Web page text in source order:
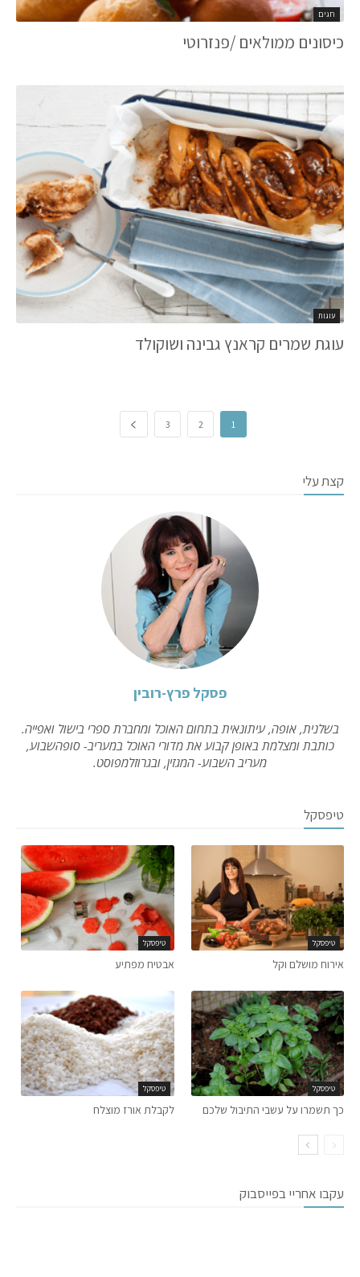
חגים
כיסונים ממולאים /פנזרוטי
עוגות
עוגת שמרים קראנץ גבינה ושוקולד
1
2
3
קצת עלי
פסקל פרץ-רובין
בשלנית, אופה, עיתונאית בתחום האוכל ומחברת ספרי בישול ואפייה.
כותבת ומצלמת באופן קבוע את מדורי האוכל במעריב- סופהשבוע,
מעריב השבוע- המגזין, ובגרוזלמפוסט.
טיפסקל
טיפסקל
אירוח מושלם וקל
טיפסקל
אבטיח מפתיע
טיפסקל
כך תשמרו על עשבי התיבול שלכם
טיפסקל
לקבלת אורז מוצלח
עקבו אחריי בפייסבוק